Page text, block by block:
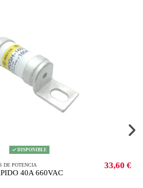
DISPONIBLE
DE POTENCIA
40A 660VAC
33,60 €